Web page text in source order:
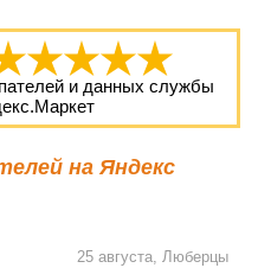
и данных службы
на Яндекс
25 августа, Люберцы